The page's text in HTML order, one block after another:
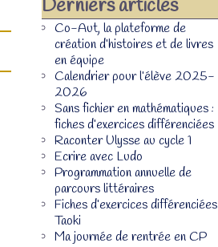
Derniers articles
Co-Aut, la plateforme de
création d’histoires et de livres
en équipe
Calendrier pour l’élève 2025-
2026
Sans fichier en mathématiques :
fiches d’exercices différenciées
Raconter Ulysse au cycle 1
Ecrire avec Ludo
Programmation annuelle de
parcours littéraires
Fiches d’exercices différenciées
Taoki
Ma journée de rentrée en CP